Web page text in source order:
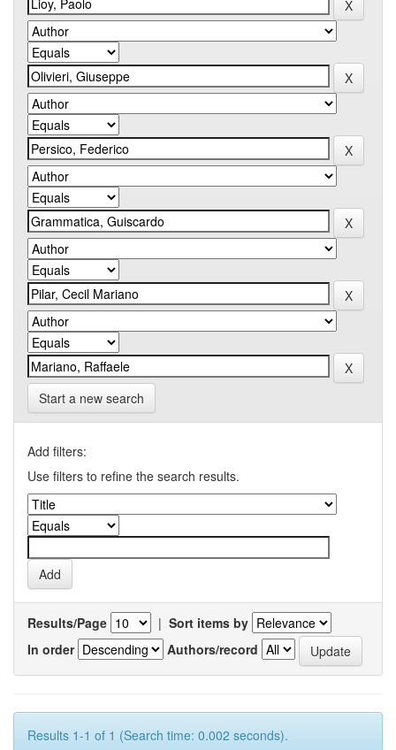
Start a new search
Add filters:
Use filters to refine the search results.
Results/Page | Sort items by
In order
Authors/record
Results 1-1 of 1 (Search time: 0.002 seconds).